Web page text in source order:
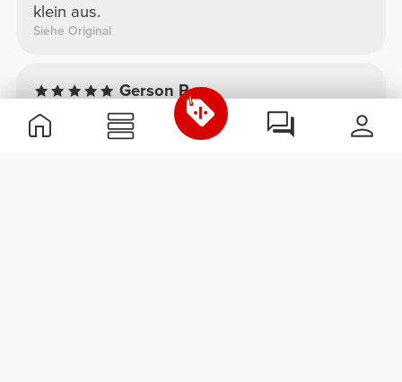
klein aus.
Siehe Original
Gerson P.
2025-06-11
Komfort